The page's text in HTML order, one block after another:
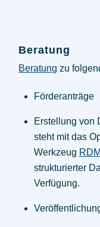
Beratung
Beratung zu
Förderanträge
Erstellung von
steht mit das
Werkzeug
strukturierter
Verfügung.